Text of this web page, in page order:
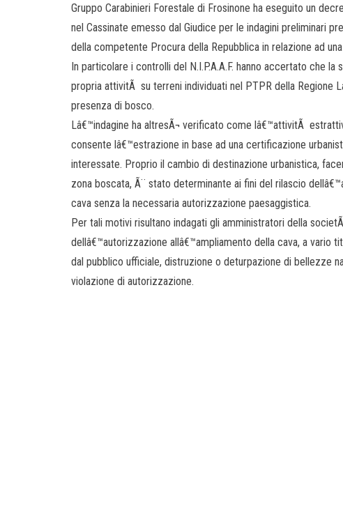
Gruppo Carabinieri Forestale di Frosinone ha eseguito un
nel Cassinate emesso dal Giudice per le indagini preliminari
della competente Procura della Repubblica in relazione ad
In particolare i controlli del N.I.P.A.A.F. hanno accertato che
propria attivitÃ su terreni individuati nel PTPR della Regione
presenza di bosco.
Lâ€™indagine ha altresÃ¬ verificato come lâ€™attivitÃ
consente lâ€™estrazione in base ad una certificazione
interessate. Proprio il cambio di destinazione urbanistica,
zona boscata, Ã¨ stato determinante ai fini del rilascio
cava senza la necessaria autorizzazione paesaggistica.
Per tali motivi risultano indagati gli amministratori della
dellâ€™autorizzazione allâ€™ampliamento della cava, a
dal pubblico ufficiale, distruzione o deturpazione di bellezze
violazione di autorizzazione.